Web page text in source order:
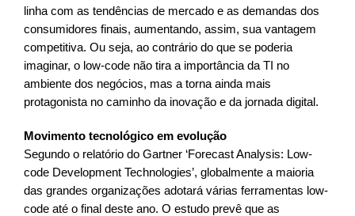
linha com as tendências de mercado e as demandas dos
consumidores finais, aumentando, assim, sua vantagem
competitiva. Ou seja, ao contrário do que se poderia
imaginar, o low-code não tira a importância da TI no
ambiente dos negócios, mas a torna ainda mais
protagonista no caminho da inovação e da jornada digital.
Movimento tecnológico em evolução
Segundo o relatório do Gartner ‘Forecast Analysis: Low-
code Development Technologies’, globalmente a maioria
das grandes organizações adotará várias ferramentas low-
code até o final deste ano. O estudo prevê que as